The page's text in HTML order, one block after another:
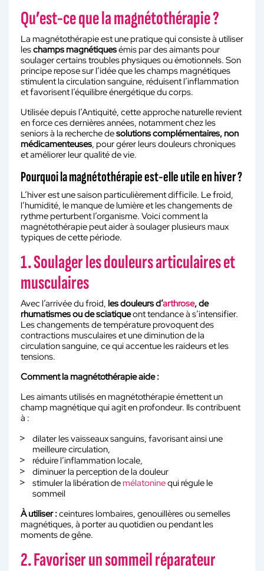
Qu’est-ce que la magnétothérapie ?
La magnétothérapie est une pratique qui consiste à utiliser
leschamps magnétiquesémis par des aimants pour
soulager certains troubles physiques ou émotionnels. Son
principe repose sur l’idée que les champs magnétiques
stimulent la circulation sanguine, réduisent l’inflammation
et favorisent l’équilibre énergétique du corps.
Utilisée depuis l’Antiquité, cette approche naturelle revient
en force ces dernières années, notamment chez les
seniors à la recherche desolutions complémentaires, non
médicamenteuses, pour gérer leurs douleurs chroniques
et améliorer leur qualité de vie.
Pourquoi la magnétothérapie est-elle utile en hiver ?
L’hiver est une saison particulièrement difficile. Le froid,
l’humidité, le manque de lumière et les changements de
rythme perturbent l’organisme. Voici comment la
magnétothérapie peut aider à soulager plusieurs maux
typiques de cette période.
1. Soulager les douleurs articulaires et
musculaires
Avec l’arrivée du froid, les douleurs d’arthrose, de
rhumatismes ou de sciatiqueont tendance à s’intensifier.
Les changements de température provoquent des
contractions musculaires et une diminution de la
circulation sanguine, ce qui accentue les raideurs et les
tensions.
Comment la magnétothérapie aide :
Les aimants utilisés en magnétothérapie émettent un
champ magnétique qui agit en profondeur. Ils contribuent
à :
dilater les vaisseaux sanguins, favorisant ainsi une
meilleure circulation,
réduire l’inflammation locale,
diminuer la perception de la douleur
stimuler la libération de mélatoninequi régule le
sommeil
À utiliser :ceintures lombaires, genouillères ou semelles
magnétiques, à porter au quotidien ou pendant les
moments de gêne.
2. Favoriser un sommeil réparateur